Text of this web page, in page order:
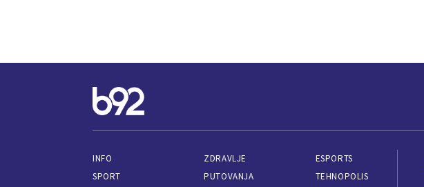
INFO
SPORT
ZDRAVLJE
PUTOVANJA
ESPORTS
TEHNOPOLIS